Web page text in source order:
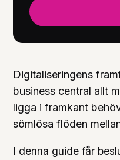
Digitaliseringens
business central allt
ligga i framkant
sömlösa flöden
I denna guide får